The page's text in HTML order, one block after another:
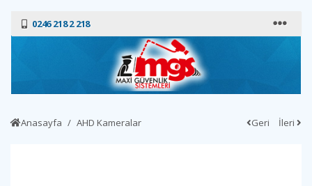
0246 218 2 218
Anasayfa AHD Kameralar Geri İleri